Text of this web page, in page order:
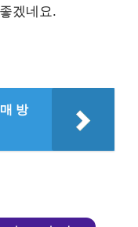
겠네요.
방